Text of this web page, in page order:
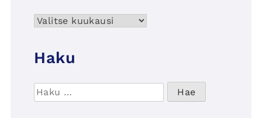
Arkisto
Haku
Haku: